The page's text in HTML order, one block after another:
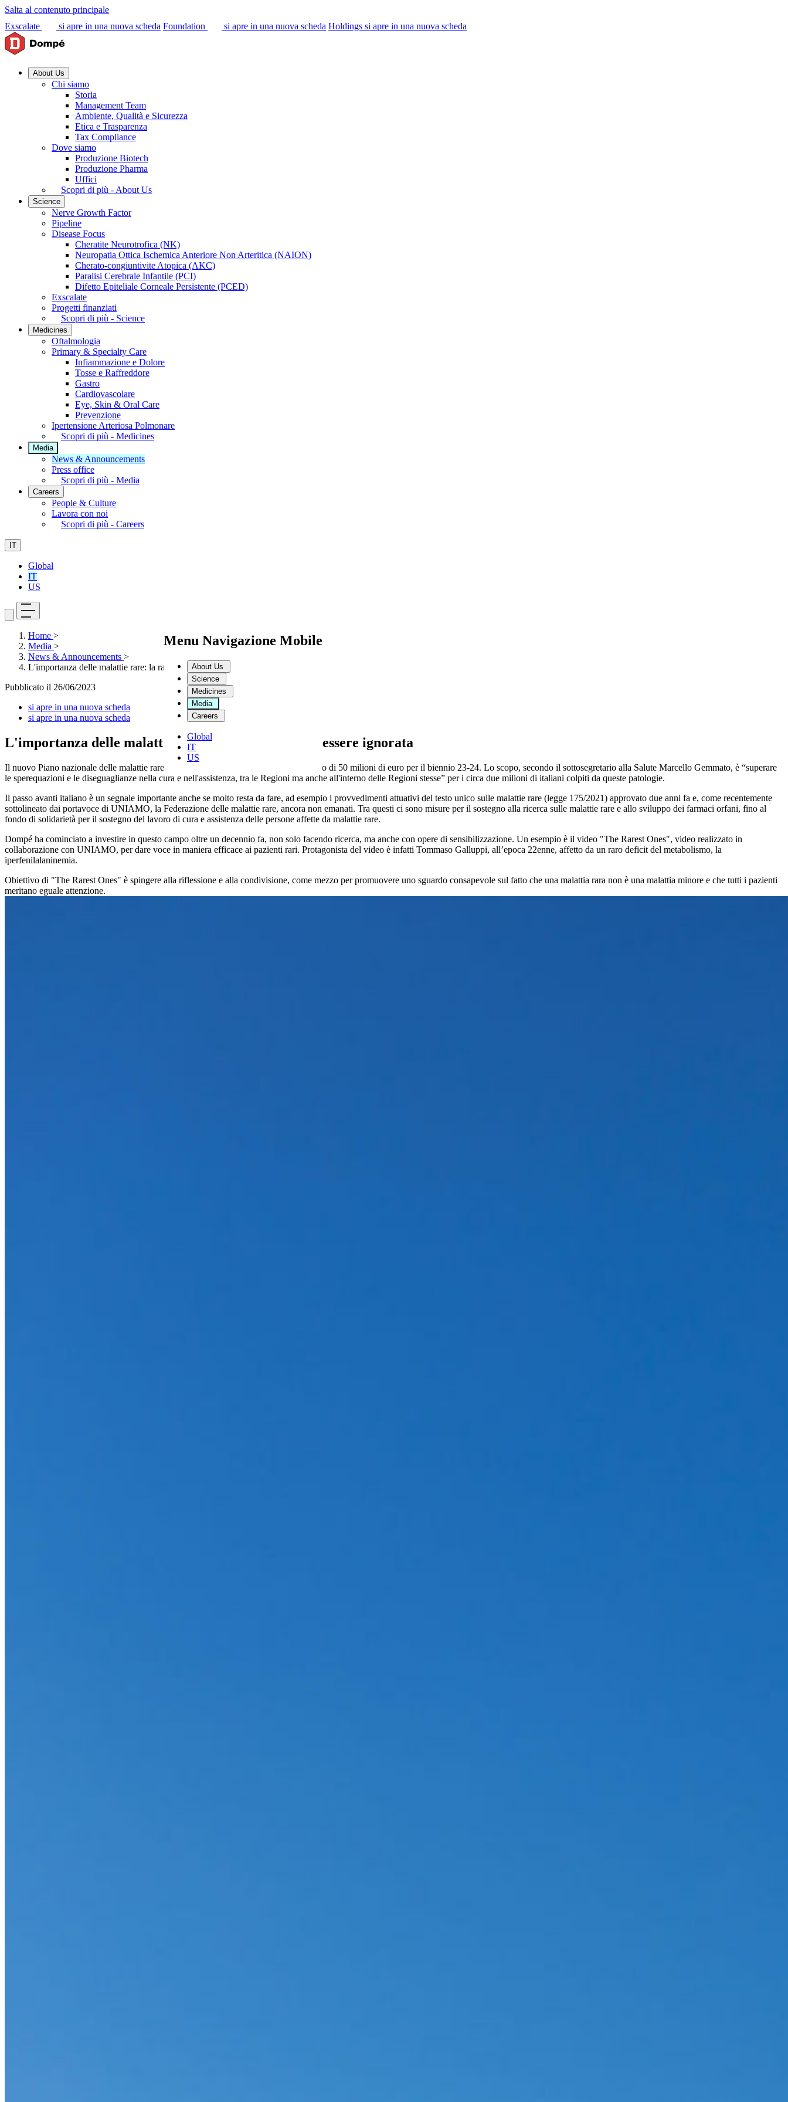
Salta al contenuto principale
Exscalate
si apre in una nuova scheda Foundation si apre in una nuova scheda Holdings si apre in una nuova scheda
About Us
Chi siamo
Storia
Management Team
Ambiente, Qualità e Sicurezza
Etica e Trasparenza
Tax Compliance
Dove siamo
Produzione Biotech
Produzione Pharma
Uffici
Scopri di più - About Us
Science
Nerve Growth Factor
Pipeline
Disease Focus
Cheratite Neurotrofica (NK)
Neuropatia Ottica Ischemica Anteriore Non Arteritica (NAION)
Cherato-congiuntivite Atopica (AKC)
Paralisi Cerebrale Infantile (PCI)
Difetto Epiteliale Corneale Persistente (PCED)
Exscalate
Progetti finanziati
Scopri di più - Science
Medicines
Oftalmologia
Primary & Specialty Care
Infiammazione e Dolore
Tosse e Raffreddore
Gastro
Cardiovascolare
Eye, Skin & Oral Care
Prevenzione
Ipertensione Arteriosa Polmonare
Scopri di più - Medicines
Media
News & Announcements
Press office
Scopri di più - Media
Careers
People & Culture
Lavora con noi
Scopri di più - Careers
IT
Global
IT
US
Menu Navigazione Mobile
About Us
Science
Medicines
Media
Careers
Global
IT
US
Home >
Media >
News & Announcements >
L'importanza delle malattie rare: la rarità non deve essere ignorata
Pubblicato il 26/06/2023
si apre in una nuova scheda
si apre in una nuova scheda
L'importanza delle malattie rare: la rarità non deve essere ignorata
Il nuovo Piano nazionale delle malattie rare 2023-2026 ha appena visto lo stanziamento di 50 milioni di euro per il biennio 23-24. Lo scopo, secondo il sottosegretario alla Salute Marcello Gemmato, è “superare
le sperequazioni e le diseguaglianze nella cura e nell'assistenza, tra le Regioni ma anche all'interno delle Regioni stesse” per i circa due milioni di italiani colpiti da queste patologie.
Il passo avanti italiano è un segnale importante anche se molto resta da fare, ad esempio i provvedimenti attuativi del testo unico sulle malattie rare (legge 175/2021) approvato due anni fa e, come recentemente
sottolineato dai portavoce di UNIAMO, la Federazione delle malattie rare, ancora non emanati. Tra questi ci sono misure per il sostegno alla ricerca sulle malattie rare e allo sviluppo dei farmaci orfani, fino al
fondo di solidarietà per il sostegno del lavoro di cura e assistenza delle persone affette da malattie rare.
Dompé ha cominciato a investire in questo campo oltre un decennio fa, non solo facendo ricerca, ma anche con opere di sensibilizzazione. Un esempio è il video "The Rarest Ones", video realizzato in
collaborazione con UNIAMO, per dare voce in maniera efficace ai pazienti rari. Protagonista del video è infatti Tommaso Galluppi, all’epoca 22enne, affetto da un raro deficit del metabolismo, la
iperfenilalaninemia.
Obiettivo di "The Rarest Ones" è spingere alla riflessione e alla condivisione, come mezzo per promuovere uno sguardo consapevole sul fatto che una malattia rara non è una malattia minore e che tutti i pazienti
meritano eguale attenzione.